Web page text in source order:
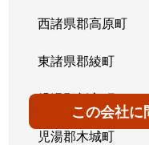
蓑原町
都島町
都島町
西諸県郡高原町
東諸県郡綾町
児湯郡新富町
児湯郡木城町
この会社に